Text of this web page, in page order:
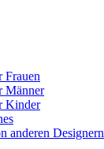
Frauen
Männer
Kinder
anderen Designern